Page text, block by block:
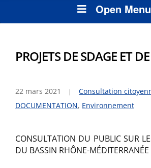
Open Menu
PROJETS DE SDAGE ET
22 mars 2021 Consultation
DOCUMENTATION, Environnement
CONSULTATION DU PUBLIC SUR
DU BASSIN RHÔNE-MÉDITERRANÉE